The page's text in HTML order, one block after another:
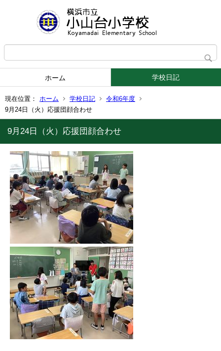
ホーム 学校日記
現在位置： ホーム 学校日記
令和6年度
9月24日（火）応援団顔合わせ
9月24日（火）応援団顔合わせ